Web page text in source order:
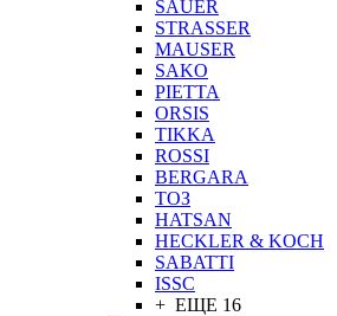
SAUER
STRASSER
MAUSER
SAKO
PIETTA
ORSIS
TIKKA
ROSSI
BERGARA
ТОЗ
HATSAN
HECKLER & KOCH
SABATTI
ISSC
+ ЕЩЕ 16